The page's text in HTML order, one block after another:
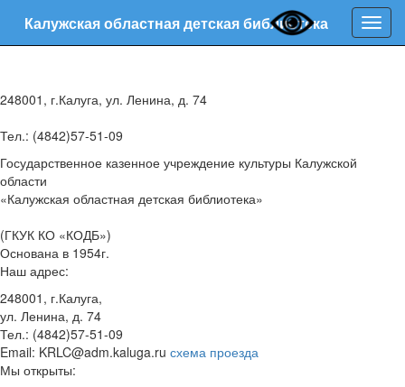
Калужская областная детская библиотека
248001, г.Калуга, ул. Ленина, д. 74
Тел.: (4842)57-51-09
Государственное казенное учреждение культуры Калужской
области
«Калужская областная детская библиотека»
(ГКУК КО «КОДБ»)
Основана в 1954г.
Наш адрес:
248001, г.Калуга,
ул. Ленина, д. 74
Тел.: (4842)57-51-09
Email: KRLC@adm.kaluga.ru схема проезда
Мы открыты: